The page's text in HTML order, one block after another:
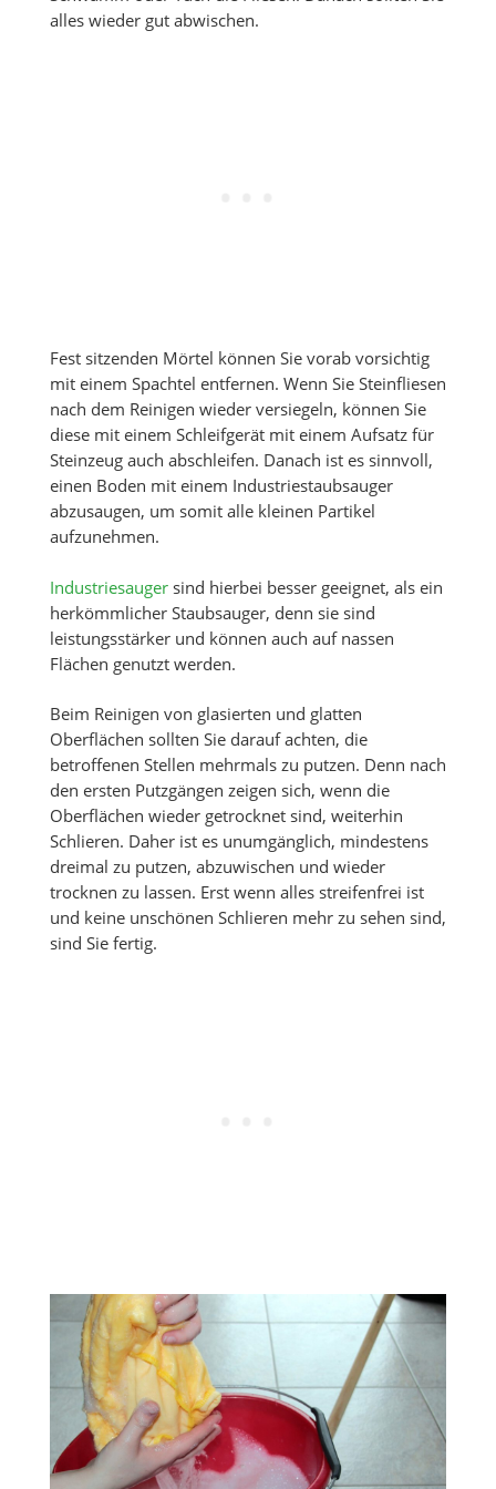
alles wieder gut abwischen.
Fest sitzenden Mörtel können Sie vorab vorsichtig
mit einem Spachtel entfernen. Wenn Sie Steinfliesen
nach dem Reinigen wieder versiegeln, können Sie
diese mit einem Schleifgerät mit einem Aufsatz für
Steinzeug auch abschleifen. Danach ist es sinnvoll,
einen Boden mit einem Industriestaubsauger
abzusaugen, um somit alle kleinen Partikel
aufzunehmen.
Industriesauger sind hierbei besser geeignet, als ein
herkömmlicher Staubsauger, denn sie sind
leistungsstärker und können auch auf nassen
Flächen genutzt werden.
Beim Reinigen von glasierten und glatten
Oberflächen sollten Sie darauf achten, die
betroffenen Stellen mehrmals zu putzen. Denn nach
den ersten Putzgängen zeigen sich, wenn die
Oberflächen wieder getrocknet sind, weiterhin
Schlieren. Daher ist es unumgänglich, mindestens
dreimal zu putzen, abzuwischen und wieder
trocknen zu lassen. Erst wenn alles streifenfrei ist
und keine unschönen Schlieren mehr zu sehen sind,
sind Sie fertig.